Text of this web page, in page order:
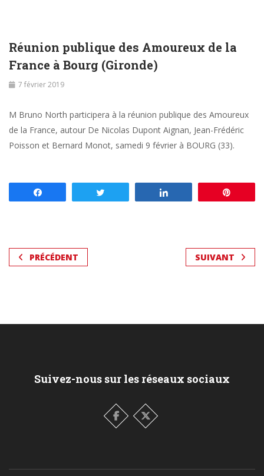
Réunion publique des Amoureux de la
France à Bourg (Gironde)
7 février 2019
M Bruno North participera à la réunion publique des Amoureux
de la France, autour De Nicolas Dupont Aignan, Jean-Frédéric
Poisson et Bernard Monot, samedi 9 février à BOURG (33).
PRÉCÉDENT SUIVANT
Suivez-nous sur les réseaux sociaux